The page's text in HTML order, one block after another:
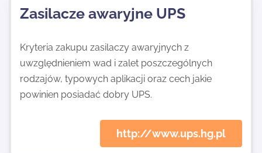
Najnowsze
Kontakt
Zasilacze awaryjne UPS
Kryteria zakupu zasilaczy awaryjnych z
uwzględnieniem wad i zalet poszczególnych
rodzajów, typowych aplikacji oraz cech jakie
powinien posiadać dobry UPS.
http://www.ups.hg.pl